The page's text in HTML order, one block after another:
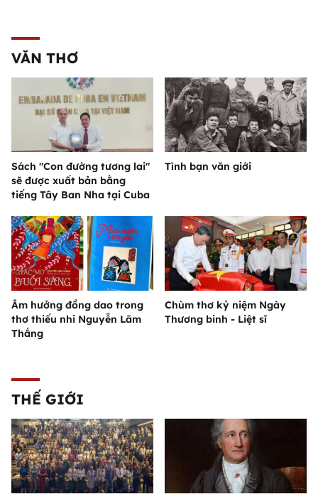
VĂN THƠ
Sách "Con đường tương lai"
sẽ được xuất bản bằng
tiếng Tây Ban Nha tại Cuba
Tình bạn văn giới
Âm hưởng đồng dao trong
thơ thiếu nhi Nguyễn Lãm
Thắng
Chùm thơ kỷ niệm Ngày
Thương binh - Liệt sĩ
THẾ GIỚI